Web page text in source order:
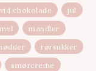
chokolade
jul
mandler
rørsukker
smørcreme